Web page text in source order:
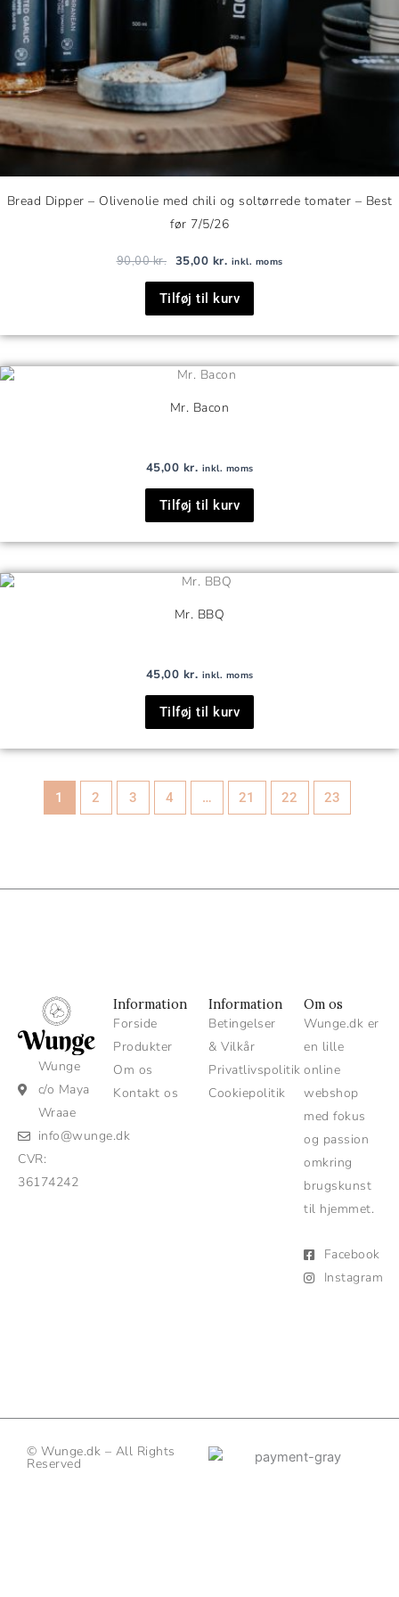
Bread Dipper – Olivenolie med chili og soltørrede tomater – Best
før 7/5/26
90,00kr. 35,00 kr. inkl. moms
Tilføj til kurv
Mr. Bacon
45,00 kr. inkl. moms
Tilføj til kurv
Mr. BBQ
45,00 kr. inkl. moms
Tilføj til kurv
1 2 3 4 … 21 22 23
Wunge
c/o Maya
Wraae
info@wunge.dk
CVR:
36174242
Information
Forside
Produkter
Om os
Kontakt os
Information
Betingelser
& Vilkår
Privatlivspolitik
Cookiepolitik
Om os
Wunge.dk er
en lille
online
webshop
med fokus
og passion
omkring
brugskunst
til hjemmet.
Facebook
Instagram
© Wunge.dk – All Rights
Reserved